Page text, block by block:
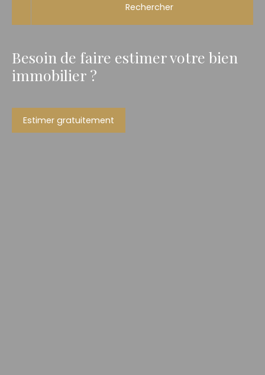
Rechercher
Besoin de faire estimer votre bien
immobilier ?
Estimer gratuitement